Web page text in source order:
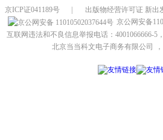
京ICP证041189号
出版物经营许可证 新出
京公网安备
互联网违法和不良信息举报电话：4001066666-5
北京当当科文电子商务有限公司